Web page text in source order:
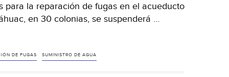
para la reparación de fugas en el acueducto
en 30 colonias, se suspenderá …
DE FUGAS SUMINISTRO DE AGUA